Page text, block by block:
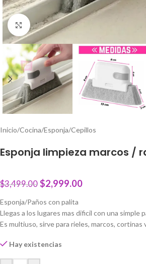
Click to enlarge
Inicio/Cocina/Esponja/Cepillos
Esponja limpieza marcos /
$3,499.00 $2,999.00
Esponja/Paños con palita
Llegas a los lugares mas dificil con una simple
Es multiuso, sirve para rieles, marcos, cortinas
Hay existencias